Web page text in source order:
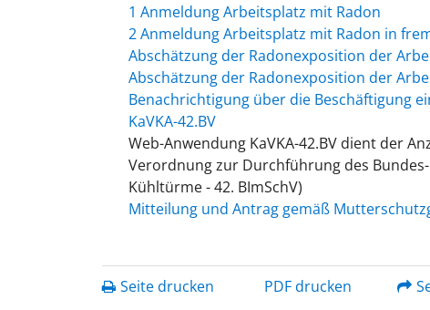
1 Anmeldung Arbeitsplatz mit Radon
2 Anmeldung Arbeitsplatz mit Radon in
Abschätzung der Radonexposition der
Abschätzung der Radonexposition der
Benachrichtigung über die Beschäftigung
KaVKA-42.BV
Web-Anwendung KaVKA-42.BV dient der
Verordnung zur Durchführung des
Kühltürme - 42. BImSchV)
Mitteilung und Antrag gemäß
Seite drucken PDF drucken